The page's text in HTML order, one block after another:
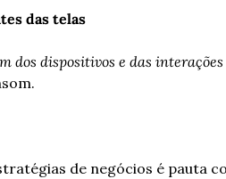
das telas
dos dispositivos e das
de negócios é pauta